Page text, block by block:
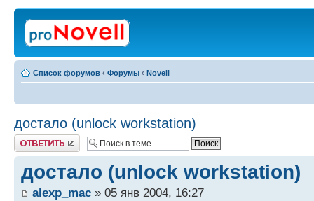
Список форумов ‹ Форумы ‹ Novell
достало (unlock workstation)
Ответить
достало (unlock workstation)
alexp_mac » 05 янв 2004, 16:27